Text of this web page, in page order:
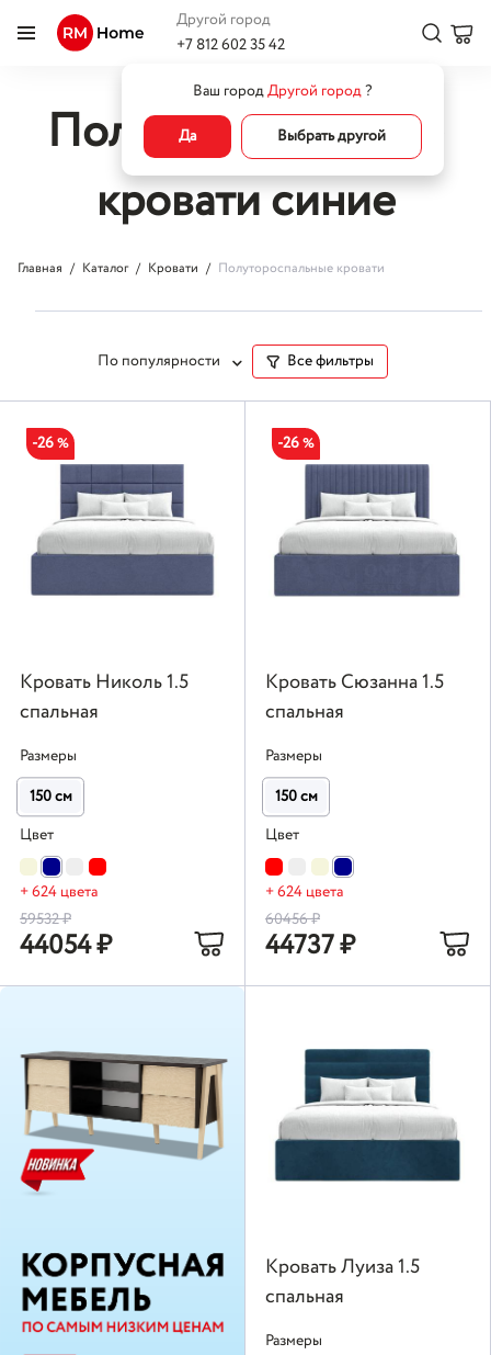
Другой город
+7 812 602 35 42
Ваш городДругой город?
Да Выбрать другой
Полутороспальные
кровати синие
Главная Каталог Кровати Полутороспальные кровати
По популярности Все фильтры
-26%
Кровать Николь 1.5
спальная
Размеры
150 см
Цвет
+ 624 цвета
59532₽
44054₽
-26%
Кровать Сюзанна 1.5
спальная
Размеры
150 см
Цвет
+ 624 цвета
60456₽
44737₽
Кровать Луиза 1.5
спальная
Размеры